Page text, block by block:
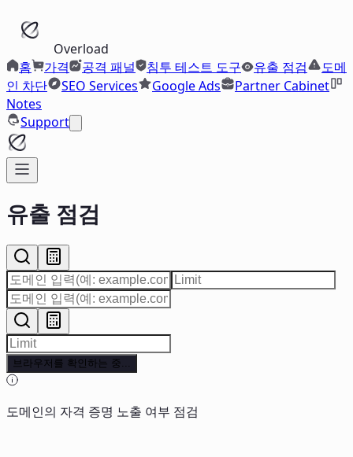
Overload
홈
가격 공격 패널 침투 테스트 도구 유출 점검
도메
인 차단
SEO Services Google Ads
Partner Cabinet
Notes
Support
유출 점검
브라우저를 확인하는 중...
도메인의 자격 증명 노출 여부 점검